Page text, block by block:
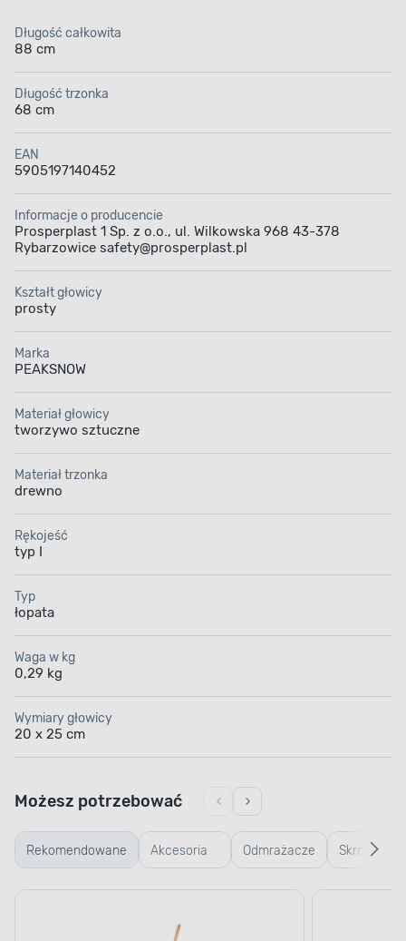
Długość całkowita
88 cm
Długość trzonka
68 cm
EAN
5905197140452
Informacje o producencie
Prosperplast 1 Sp. z o.o., ul. Wilkowska 968 43-378
Rybarzowice safety@prosperplast.pl
Kształt głowicy
prosty
Marka
PEAKSNOW
Materiał głowicy
tworzywo sztuczne
Materiał trzonka
drewno
Rękojeść
typ I
Typ
łopata
Waga w kg
0,29 kg
Wymiary głowicy
20 x 25 cm
Rekomendowane Akcesoria
do
odśnieżania
Odmrażacze
do szyb
Skrobaczki
do szyb
Możesz potrzebować